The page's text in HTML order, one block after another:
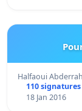
Halfaoui
110 signatures
18 Jan 2016